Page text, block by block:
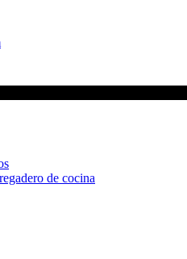
de cocina